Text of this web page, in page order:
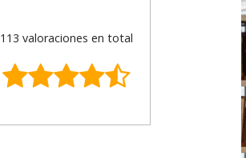
113 valoraciones en total